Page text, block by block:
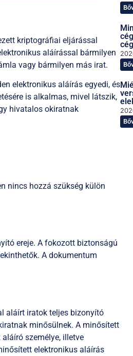
kriptográfiai eljárással
aláírással bármilyen
vagy bármilyen más irat.
elektronikus aláírás egyedi, és
is alkalmas, mivel látszik,
hivatalos okiratnak
nincs hozzá szükség külön
ereje. A fokozott biztonságú
A dokumentum
aláírt iratok teljes bizonyító
minősülnek. A minősített
személye, illetve
elektronikus aláírás